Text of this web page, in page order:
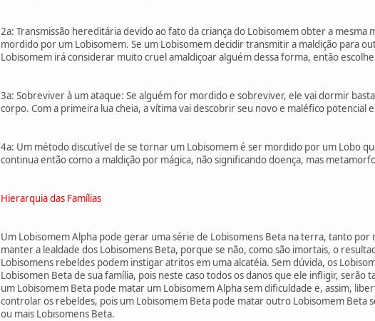
2a: Transmissão hereditária devido ao fato da criança do Lobisomem obter a
mordido por um Lobisomem. Se um Lobisomem decidir transmitir a maldição para
Lobisomem irá considerar muito cruel amaldiçoar alguém dessa forma, então
3a: Sobreviver à um ataque: Se alguém for mordido e sobreviver, ele vai dormir
corpo. Com a primeira lua cheia, a vítima vai descobrir seu novo e maléfico potencial
4a: Um método discutível de se tornar um Lobisomem é ser mordido por um Lobo
continua então como a maldição por mágica, não significando doença, mas
Hierarquia das Famílias
Um Lobisomem Alpha pode gerar uma série de Lobisomens Beta na terra, tanto
manter a lealdade dos Lobisomens Beta, porque se não, como são imortais, o
Lobisomens rebeldes podem instigar atritos em uma alcatéia. Sem dúvida, os
Lobisomen Beta de sua família, pois neste caso todos os danos que ele infligir,
um Lobisomem Beta pode matar um Lobisomem Alpha sem dificuldade e, assim,
controlar os rebeldes, pois um Lobisomem Beta pode matar outro Lobisomem
ou mais Lobisomens Beta.